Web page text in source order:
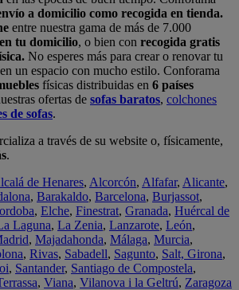
a domicilio como recogida en tienda.
entre nuestra gama de más de 7.000
tu domicilio, o bien con recogida gratis
No esperes más para crear o renovar tu
un espacio con mucho estilo. Conforama
físicas distribuidas en 6 países
ofertas de sofas baratos, colchones
de sofas.
a través de su website o, físicamente,
.
de Henares, Alcorcón, Alfafar, Alicante,
, Barakaldo, Barcelona, Burjassot,
, Elche, Finestrat, Granada, Huércal de
Laguna, La Zenia, Lanzarote, León,
, Majadahonda, Málaga, Murcia,
, Rivas, Sabadell, Sagunto, Salt, Girona,
, Santander, Santiago de Compostela,
, Viana, Vilanova i la Geltrú, Zaragoza